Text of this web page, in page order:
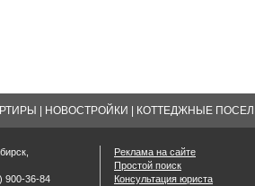
НОВОСТРОЙКИ КОТТЕДЖНЫЕ
900-36-84
Реклама на сайте
Простой поиск
Консультация юриста